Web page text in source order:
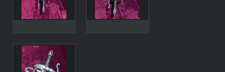
- 80cm váha -
1226g